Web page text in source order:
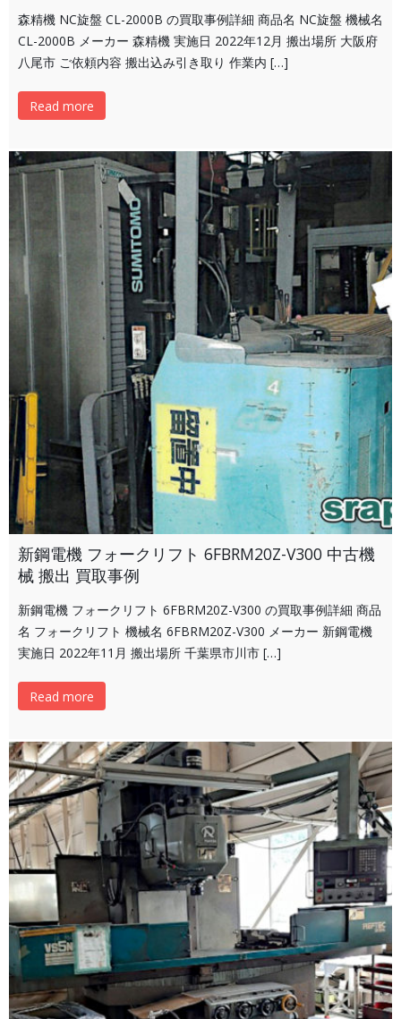
森精機 NC旋盤 CL-2000B の買取事例詳細 商品名 NC旋盤 機械名
CL-2000B メーカー 森精機 実施日 2022年12月 搬出場所 大阪府
八尾市 ご依頼内容 搬出込み引き取り 作業内 […]
Read more
新鋼電機 フォークリフト 6FBRM20Z-V300 中古機
械 搬出 買取事例
新鋼電機 フォークリフト 6FBRM20Z-V300 の買取事例詳細 商品
名 フォークリフト 機械名 6FBRM20Z-V300 メーカー 新鋼電機
実施日 2022年11月 搬出場所 千葉県市川市 […]
Read more